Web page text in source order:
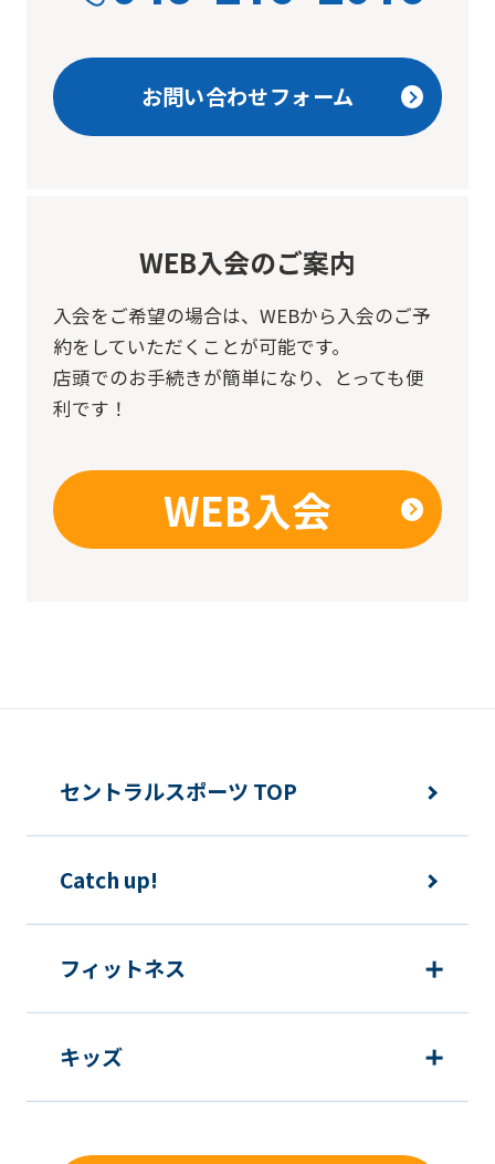
お問い合わせフォーム
WEB入会のご案内
入会をご希望の場合は、 WEBから入会のご予
約をしていただくことが可能です。
店頭でのお手続きが簡単になり、とっても便
利です！
WEB入会
セントラルスポーツ TOP
Catch up!
フィットネス
キッズ